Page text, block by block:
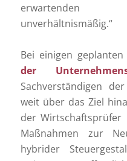
erwartenden
unverhältnismäßig.“
Bei einigen geplanten
der
Sachverständigen
weit über das Ziel
der
Maßnahmen zur
hybrider